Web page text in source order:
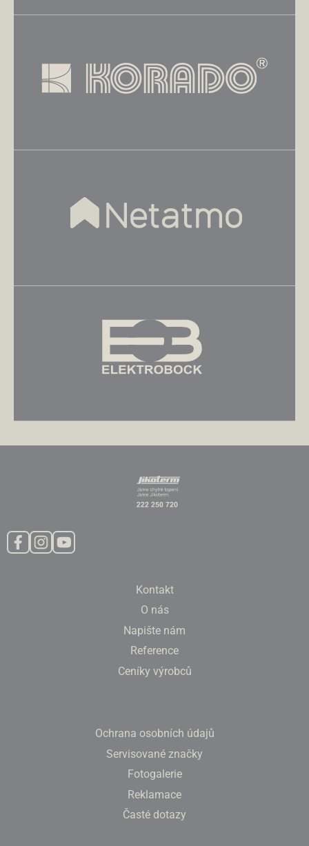
Kontakt
O nás
Napište nám
Reference
Ceníky výrobců
Ochrana osobních údajů
Servisované značky
Fotogalerie
Reklamace
Časté dotazy